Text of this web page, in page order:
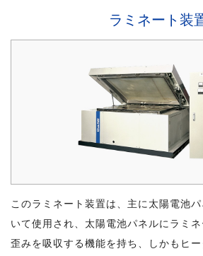
ラミネート装
このラミネート装置は、主に太陽電池
いて使用され、太陽電池パネルにラミ
歪みを吸収する機能を持ち、しかもヒ